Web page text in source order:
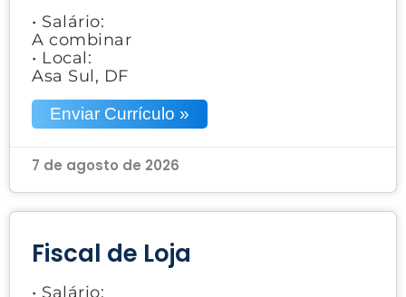
• Salário:
A combinar
• Local:
Asa Sul, DF
Enviar Currículo »
7 de agosto de 2026
Fiscal de Loja
• Salário: